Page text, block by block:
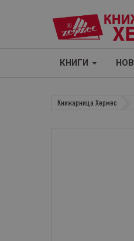
КНИГИ
Книжарница Хермес